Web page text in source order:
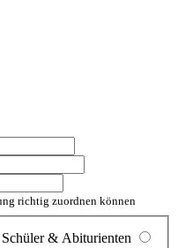
richtig zuordnen können
& Abiturienten